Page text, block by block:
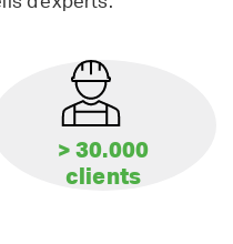
> 30.000
clients